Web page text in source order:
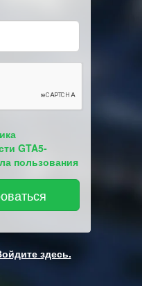
GTA5-
пользования
здесь.